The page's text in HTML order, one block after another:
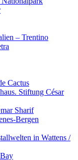
– Trentino
Cactus
Stiftung César
Sharif
Bergen
in Wattens /